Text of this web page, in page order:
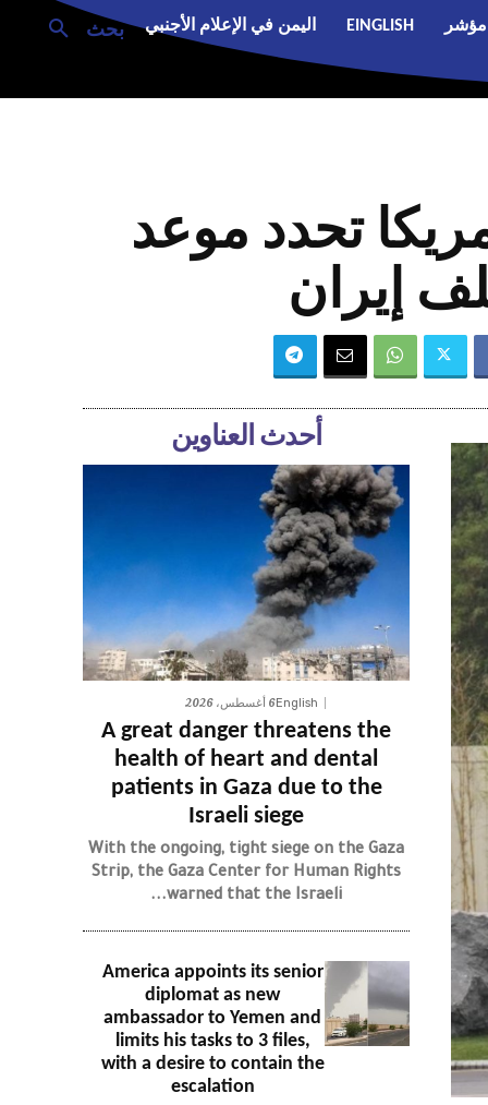
بحث مؤشر EINGLISH اليمن في الإعلام الأجنبي
وأمريكا تحدد موعد
إيران
أحدث العناوين
English6 أغسطس، 2026
A great danger threatens the
health of heart and dental
patients in Gaza due to the
Israeli siege
With the ongoing, tight siege on the Gaza
Strip, the Gaza Center for Human Rights
warned that the Israeli...
America appoints its senior
diplomat as new
ambassador to Yemen and
limits his tasks to 3 files,
with a desire to contain the
escalation